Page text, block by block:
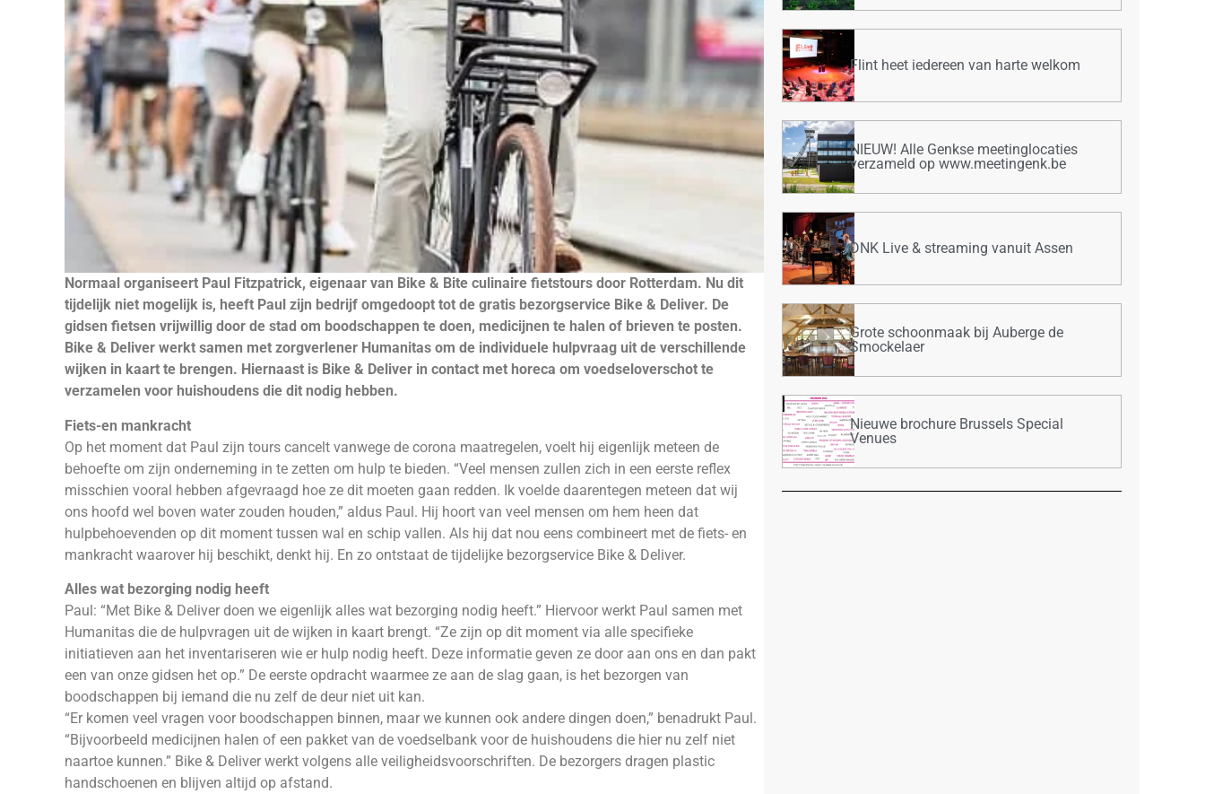
Normaal organiseert Paul Fitzpatrick, eigenaar van Bike & Bite culinaire fietstours door Rotterdam. Nu dit
tijdelijk niet mogelijk is, heeft Paul zijn bedrijf omgedoopt tot de gratis bezorgservice Bike & Deliver. De
gidsen fietsen vrijwillig door de stad om boodschappen te doen, medicijnen te halen of brieven te posten.
Bike & Deliver werkt samen met zorgverlener Humanitas om de individuele hulpvraag uit de verschillende
wijken in kaart te brengen. Hiernaast is Bike & Deliver in contact met horeca om voedseloverschot te
verzamelen voor huishoudens die dit nodig hebben.
Fiets-en mankracht
Op het moment dat Paul zijn tours cancelt vanwege de corona maatregelen, voelt hij eigenlijk meteen de
behoefte om zijn onderneming in te zetten om hulp te bieden. “Veel mensen zullen zich in een eerste reflex
misschien vooral hebben afgevraagd hoe ze dit moeten gaan redden. Ik voelde daarentegen meteen dat wij
ons hoofd wel boven water zouden houden,” aldus Paul. Hij hoort van veel mensen om hem heen dat
hulpbehoevenden op dit moment tussen wal en schip vallen. Als hij dat nou eens combineert met de fiets- en
mankracht waarover hij beschikt, denkt hij. En zo ontstaat de tijdelijke bezorgservice Bike & Deliver.
Alles wat bezorging nodig heeft
Paul: “Met Bike & Deliver doen we eigenlijk alles wat bezorging nodig heeft.” Hiervoor werkt Paul samen met
Humanitas die de hulpvragen uit de wijken in kaart brengt. “Ze zijn op dit moment via alle specifieke
initiatieven aan het inventariseren wie er hulp nodig heeft. Deze informatie geven ze door aan ons en dan pakt
een van onze gidsen het op.” De eerste opdracht waarmee ze aan de slag gaan, is het bezorgen van
boodschappen bij iemand die nu zelf de deur niet uit kan.
“Er komen veel vragen voor boodschappen binnen, maar we kunnen ook andere dingen doen,” benadrukt Paul.
“Bijvoorbeeld medicijnen halen of een pakket van de voedselbank voor de huishoudens die hier nu zelf niet
naartoe kunnen.” Bike & Deliver werkt volgens alle veiligheidsvoorschriften. De bezorgers dragen plastic
handschoenen en blijven altijd op afstand.
Flint heet iedereen van harte welkom
NIEUW! Alle Genkse meetinglocaties
verzameld op www.meetingenk.be
DNK Live & streaming vanuit Assen
Grote schoonmaak bij Auberge de
Smockelaer
Nieuwe brochure Brussels Special
Venues